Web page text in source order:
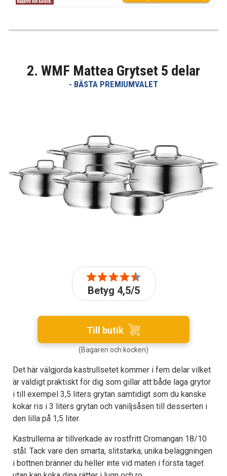
2. WMF Mattea Grytset 5 delar
- BÄSTA PREMIUMVALET
Betyg 4,5/5
Till butik
(Bagaren och kocken)
Det här välgjorda kastrullsetet kommer i fem delar vilket
är väldigt praktiskt för dig som gillar att både laga grytor
i till exempel 3,5 liters grytan samtidigt som du kanske
kokar ris i 3 liters grytan och vaniljsåsen till desserten i
den lilla på 1,5 liter.
Kastrullerna är tillverkade av rostfritt Cromangan 18/10
stål. Tack vare den smarta, slitstarka, unika beläggningen
i bottnen bränner du heller inte vid maten i första taget